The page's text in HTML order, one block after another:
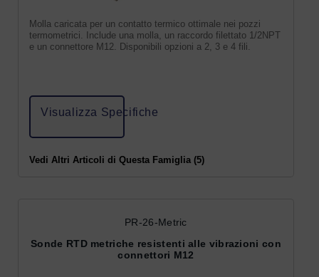
Molla caricata per un contatto termico ottimale nei pozzi
termometrici. Include una molla, un raccordo filettato 1/2NPT
e un connettore M12. Disponibili opzioni a 2, 3 e 4 fili.
Visualizza Specifiche
Vedi Altri Articoli di Questa Famiglia (5)
PR-26-Metric
Sonde RTD metriche resistenti alle vibrazioni con
connettori M12